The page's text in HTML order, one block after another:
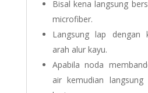
Bisal kena langsung
microfiber.
Langsung lap dengan
arah alur kayu.
Apabila noda
air kemudian